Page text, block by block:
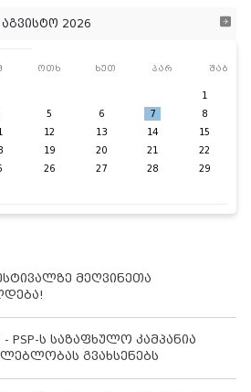
აგვისტო 2026
ოთხ ხუთ პარ შაბ
1
5 6 7
8
12 13 14
15
19 20 21
22
26 27 28
29
მეღვინეთა
PSP-ს საზაფხულო კამპანია
გვახსენებს